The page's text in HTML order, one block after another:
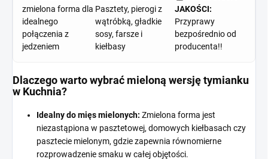
zmielona forma dla
idealnego
połączenia z
jedzeniem
Pasztety, pierogi z
wątróbką, gładkie
sosy, farsze i
kiełbasy
JAKOŚCI:
Przyprawy
bezpośrednio od
producenta!!
Dlaczego warto wybrać mieloną wersję tymianku
w Kuchnia?
Idealny do mięs mielonych: Zmielona forma jest
niezastąpiona w pasztetowej, domowych kiełbasach czy
pasztecie mielonym, gdzie zapewnia równomierne
rozprowadzenie smaku w całej objętości.